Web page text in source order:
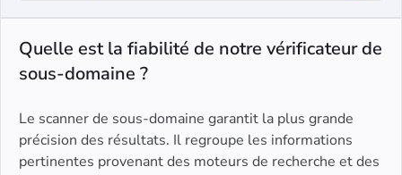
Quelle est la fiabilité de notre vérificateur de
sous-domaine ?
Le scanner de sous-domaine garantit la plus grande
précision des résultats. Il regroupe les informations
pertinentes provenant des moteurs de recherche et des